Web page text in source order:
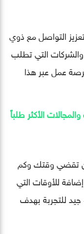
التواصل مع ذوي
التي تطلب
عمل عبر هذا
الأكثر طلباً
تقضي وقتك وكم
للأوقات التي
للتجربة بهدف